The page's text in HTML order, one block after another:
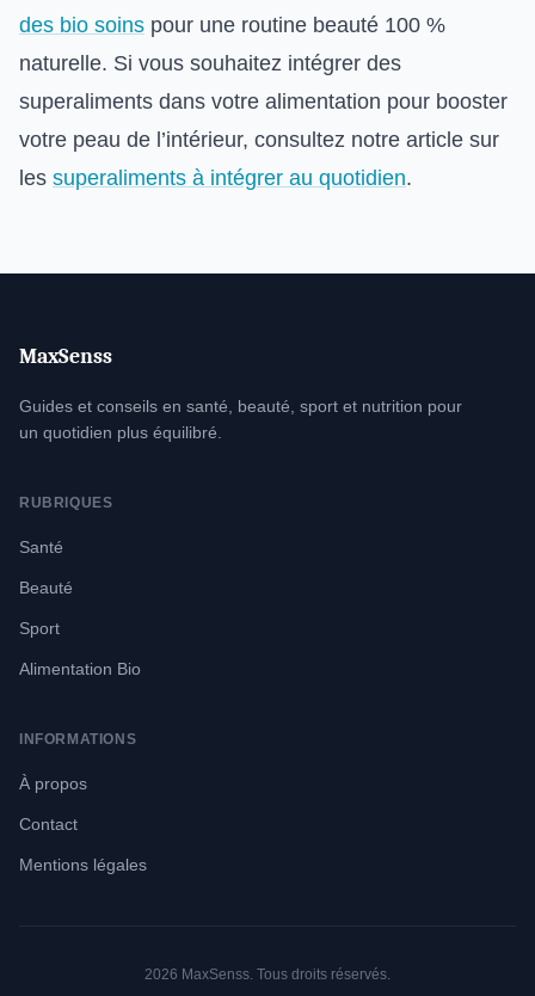
des bio soins pour une routine beauté 100 %
naturelle. Si vous souhaitez intégrer des
superaliments dans votre alimentation pour booster
votre peau de l’intérieur, consultez notre article sur
les superaliments à intégrer au quotidien.
MaxSenss
Guides et conseils en santé, beauté, sport et nutrition pour
un quotidien plus équilibré.
RUBRIQUES
Santé
Beauté
Sport
Alimentation Bio
INFORMATIONS
À propos
Contact
Mentions légales
2026 MaxSenss. Tous droits réservés.